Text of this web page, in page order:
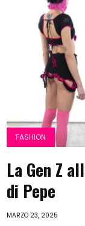
FASHION
La Gen Z
di Pepe
MARZO 23, 2025